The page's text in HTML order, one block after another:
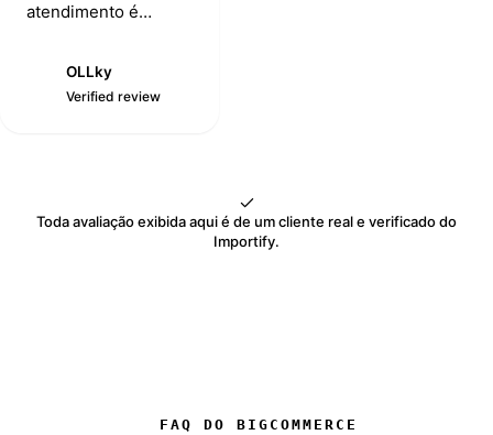
atendimento é
bom e o app também
funciona muito bem.
OLLky
Verified review
Toda avaliação exibida aqui é de um cliente real e verificado do
Importify.
FAQ DO BIGCOMMERCE